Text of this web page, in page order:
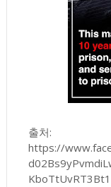
출처:
https://